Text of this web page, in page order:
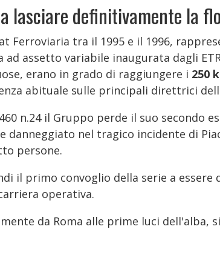
lasciare definitivamente la
Ferroviaria tra il 1995 e il 1996,
ad assetto variabile inaugurata dagli
erano in grado di raggiungere i 250
abituale sulle principali direttrici
n.24 il Gruppo perde il suo secondo
danneggiato nel tragico incidente di
persone.
il primo convoglio della serie a
operativa.
da Roma alle prime luci dell'alba,